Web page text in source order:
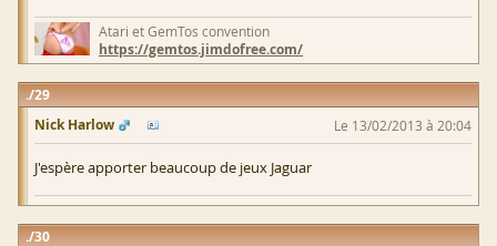
Atari et GemTos convention
https://gemtos.jimdofree.com/
29
Nick Harlow
Le 13/02/2013 à 20:04
J'espère apporter beaucoup de jeux Jaguar
30